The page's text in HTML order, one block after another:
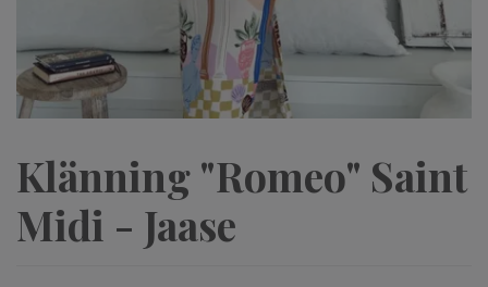
Klänning "Romeo" Saint
Midi - Jaase